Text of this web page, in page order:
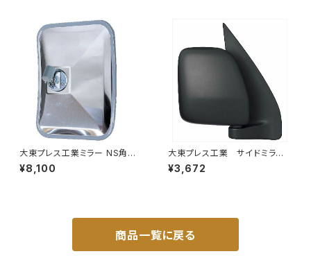
大東プレス工業ミラー NS角型
トレーラーﾐﾗｰ (SUS) L013 DI
-58SUS
¥8,100
大東プレス工業 サイドミラー/
バックミラー ダイハツ ハイ
ゼットカーゴ 右 06年～ DI-
¥3,672
商品一覧に戻る